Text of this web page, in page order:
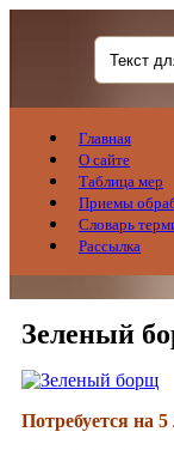
Главная
О сайте
Таблица мер
Приемы
Словарь
Рассылка
Зеленый
Потребуется на 5